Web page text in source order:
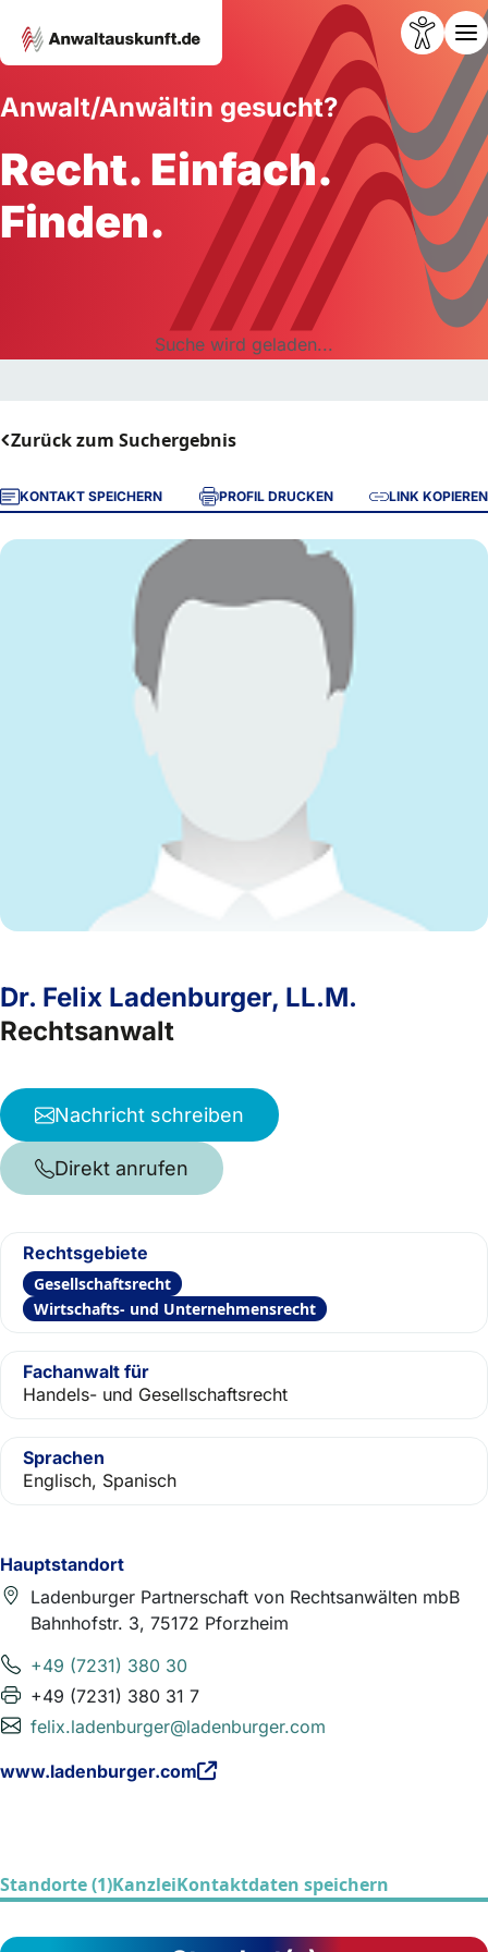
Anwalt/Anwältin gesucht?
Recht. Einfach.
Finden.
Suche wird geladen...
Zurück zum Suchergebnis
KONTAKT SPEICHERN PROFIL DRUCKEN LINK KOPIEREN
Hauptstandort
Ladenburger Partnerschaft von Rechtsanwälten mbB
Bahnhofstr. 3, 75172 Pforzheim
+49 (7231) 380 30
+49 (7231) 380 31 7
felix.ladenburger@ladenburger.com
www.ladenburger.com
Dr. Felix Ladenburger, LL.M.
Rechtsanwalt
Nachricht schreiben
Direkt anrufen
Rechtsgebiete
Gesellschaftsrecht
Wirtschafts- und Unternehmensrecht
Fachanwalt für
Handels- und Gesellschaftsrecht
Sprachen
Englisch, Spanisch
Standorte (1)KanzleiKontaktdaten speichern